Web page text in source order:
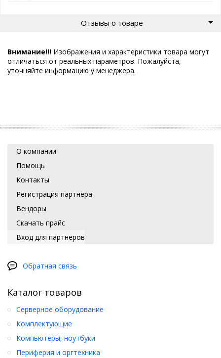
Отзывы о товаре
Внимание!!! Изображения и характеристики товара могут
отличаться от реальных параметров. Пожалуйста,
уточняйте информацию у менеджера.
О компании
Помощь
Контакты
Регистрация партнера
Вендоры
Скачать прайс
Вход для партнеров
Обратная связь
Каталог товаров
Серверное оборудование
Комплектующие
Компьютеры, ноутбуки
Периферия и оргтехника